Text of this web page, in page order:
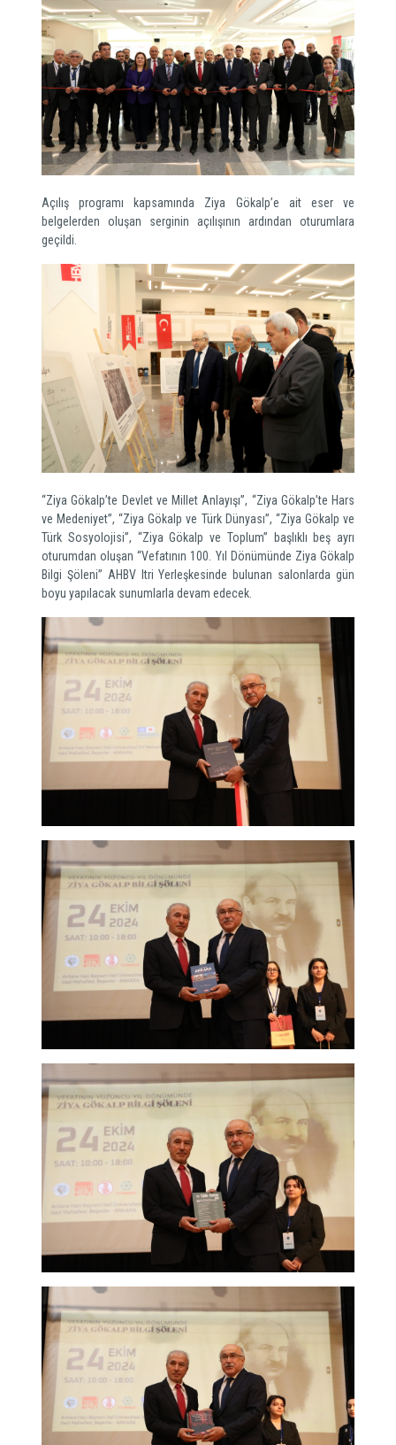
Açılış programı kapsamında Ziya Gökalp’e ait eser ve
belgelerden oluşan serginin açılışının ardından oturumlara
geçildi.
“Ziya Gökalp’te Devlet ve Millet Anlayışı”, “Ziya Gökalp’te Hars
ve Medeniyet”, “Ziya Gökalp ve Türk Dünyası”, “Ziya Gökalp ve
Türk Sosyolojisi”, “Ziya Gökalp ve Toplum” başlıklı beş ayrı
oturumdan oluşan “Vefatının 100. Yıl Dönümünde Ziya Gökalp
Bilgi Şöleni” AHBV Itri Yerleşkesinde bulunan salonlarda gün
boyu yapılacak sunumlarla devam edecek.